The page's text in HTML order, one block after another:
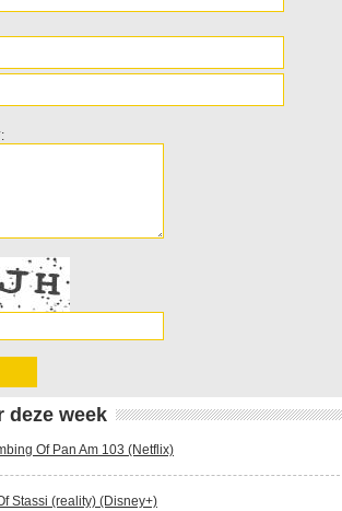
deze week
Of Pan Am 103 (Netflix)
Stassi (reality) (Disney+)